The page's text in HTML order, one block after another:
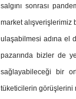
salgını sonrası
market
ulaşabilmesi adına el
pazarında bizler de
sağlayabileceği bir
tüketicilerin görüşlerini